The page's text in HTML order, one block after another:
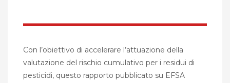
Con l’obiettivo di accelerare l’attuazione della
valutazione del rischio cumulativo per i residui di
pesticidi, questo rapporto pubblicato su EFSA